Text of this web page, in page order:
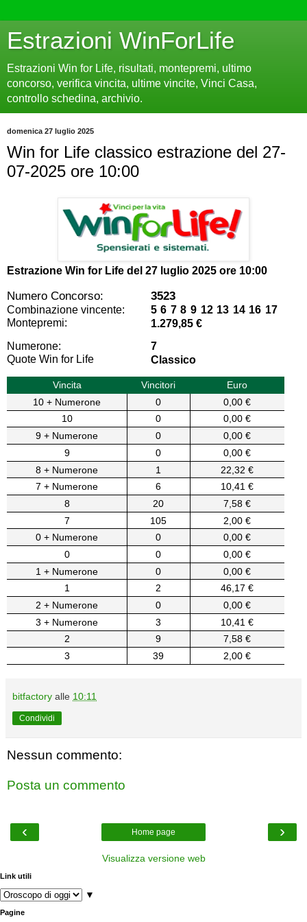
Estrazioni WinForLife
Estrazioni Win for Life, risultati, montepremi, ultimo
concorso, verifica vincita, ultime vincite, Vinci Casa,
controllo schedina, archivio.
domenica 27 luglio 2025
Win for Life classico estrazione del 27-
07-2025 ore 10:00
Estrazione Win for Life del 27 luglio 2025 ore 10:00
Numero Concorso: 3523
Combinazione vincente:
5 6 7 8 9 12 13 14 16 17
Montepremi:
1.279,85 €
Numerone:
7
Quote Win for Life
Classico
Vincita Vincitori
Euro
10 + Numerone
0
0,00 €
10
0
0,00 €
9 + Numerone
0
0,00 €
9
0
0,00 €
8 + Numerone
1
22,32 €
7 + Numerone
6
10,41 €
8
20
7,58 €
7
105
2,00 €
0 + Numerone
0
0,00 €
0
0
0,00 €
1 + Numerone
0
0,00 €
1
2
46,17 €
2 + Numerone
0
0,00 €
3 + Numerone
3
10,41 €
2
9
7,58 €
3
39 2,00 €
bitfactory alle 10:11
Condividi
Nessun commento:
Posta un commento
‹ ›
Home page
Visualizza versione web
Link utili
▼
Pagine